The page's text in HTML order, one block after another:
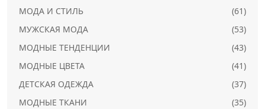
МОДА И СТИЛЬ
(61)
МУЖСКАЯ МОДА
(53)
МОДНЫЕ ТЕНДЕНЦИИ
(43)
МОДНЫЕ ЦВЕТА
(41)
ДЕТСКАЯ ОДЕЖДА
(37)
МОДНЫЕ ТКАНИ
(35)